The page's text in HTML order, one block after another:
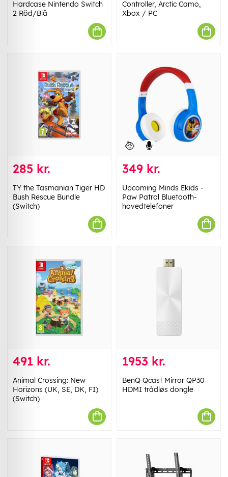
Hardcase Nintendo Switch
2 Röd/Blå
Controller, Arctic Camo,
Xbox / PC
285 kr.
TY the Tasmanian Tiger HD
Bush Rescue Bundle
(Switch)
349 kr.
Upcoming Minds Ekids -
Paw Patrol Bluetooth-
hovedtelefoner
491 kr.
Animal Crossing: New
Horizons (UK, SE, DK, FI)
(Switch)
1953 kr.
BenQ Qcast Mirror QP30
HDMI trådløs dongle